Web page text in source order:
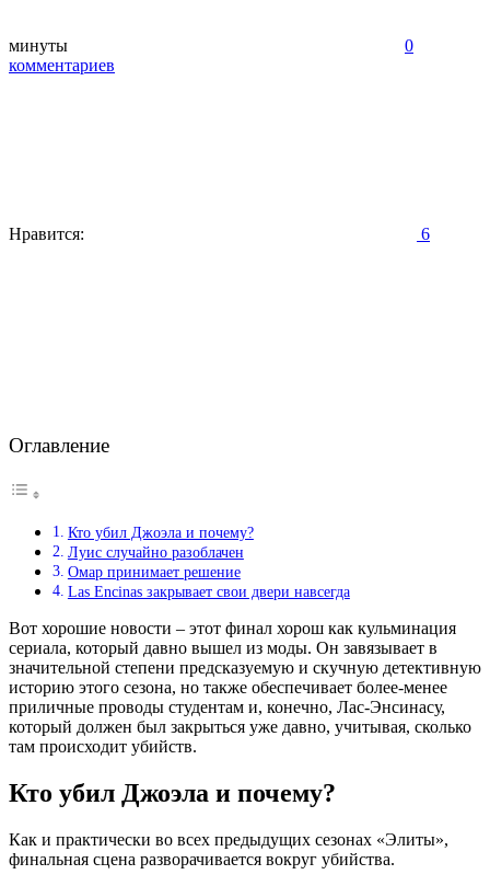
минуты
0
комментариев
Нравится: 6
Оглавление
Кто убил Джоэла и почему?
Луис случайно разоблачен
Омар принимает решение
Las Encinas закрывает свои двери навсегда
Вот хорошие новости – этот финал хорош как кульминация
сериала, который давно вышел из моды. Он завязывает в
значительной степени предсказуемую и скучную детективную
историю этого сезона, но также обеспечивает более-менее
приличные проводы студентам и, конечно, Лас-Энсинасу,
который должен был закрыться уже давно, учитывая, сколько
там происходит убийств.
Кто убил Джоэла и почему?
Как и практически во всех предыдущих сезонах «Элиты»,
финальная сцена разворачивается вокруг убийства.